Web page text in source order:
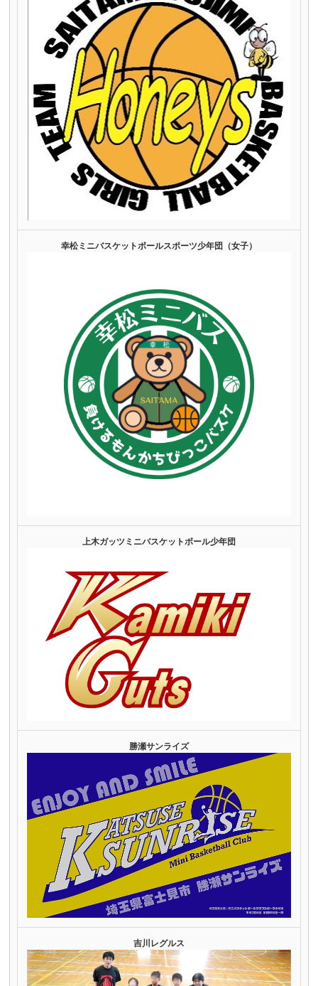
幸松ミニバスケットボールスポーツ少年団（女子）
上木ガッツミニバスケットボール少年団
勝瀬サンライズ
吉川レグルス